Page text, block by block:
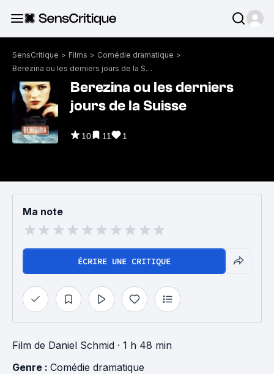
SensCritique > Films > Comédie dramatique >
Berezina ou les derniers jours de la Suisse
Berezina ou les derniers
jours de la Suisse
10 11 1
Ma note
ÉCRIRE UNE CRITIQUE
Film de Daniel Schmid · 1 h 48 min
Genre : Comédie dramatique